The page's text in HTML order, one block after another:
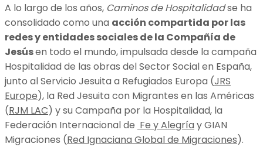
A lo largo de los años, Caminos de Hospitalidadse ha
consolidado como una acción compartida por las
redes y entidades sociales de la Compañía de
Jesúsen todo el mundo, impulsada desde la campaña
Hospitalidad de las obras del Sector Social en España,
junto al Servicio Jesuita a Refugiados Europa (JRS
Europe), la Red Jesuita con Migrantes en las Américas
(RJM LAC) y su Campaña por la Hospitalidad, la
Federación Internacional de Fe y Alegría y GIAN
Migraciones (Red Ignaciana Global de Migraciones).